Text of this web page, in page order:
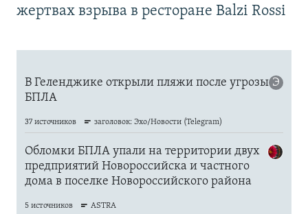
жертвах взрыва в ресторане Balzi Rossi